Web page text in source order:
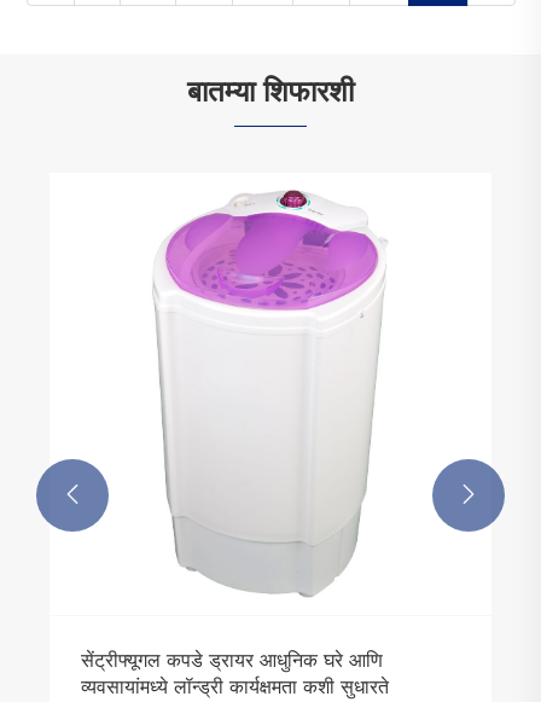
बातम्या शिफारशी
सेंट्रीफ्यूगल कपडे ड्रायर आधुनिक घरे आणि
व्यवसायांमध्ये लॉन्ड्री कार्यक्षमता कशी सुधारते
 